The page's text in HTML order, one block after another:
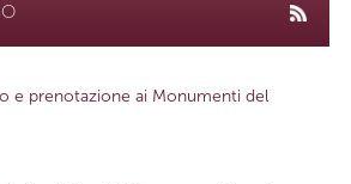
e prenotazione ai Monumenti del